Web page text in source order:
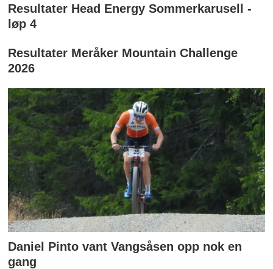
Resultater Head Energy Sommerkarusell -
løp 4
Resultater Meråker Mountain Challenge
2026
Daniel Pinto vant Vangsåsen opp nok en
gang